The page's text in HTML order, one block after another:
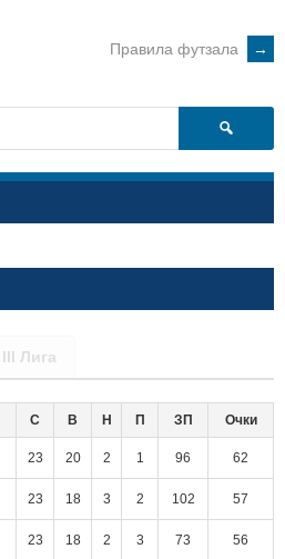
Правила футзала →
Найти:
III Лига
С В Н П ЗП Очки
23 20 2 1 96 62
23 18 3 2 102 57
23 18 2 3 73 56